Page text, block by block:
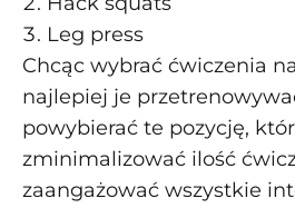
Leg press
Chcąc wybrać ćwiczenia
najlepiej je
powybierać te pozycję,
zminimalizować ilość
zaangażować wszystkie